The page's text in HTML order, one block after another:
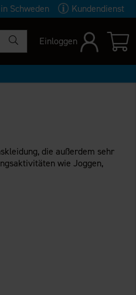
Schweden Kundendienst
Einloggen
die außerdem sehr
wie Joggen,